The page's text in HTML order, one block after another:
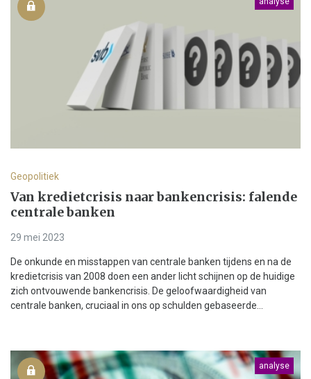
Geopolitiek
Van kredietcrisis naar bankencrisis: falende
centrale banken
29 mei 2023
De onkunde en misstappen van centrale banken tijdens en na de
kredietcrisis van 2008 doen een ander licht schijnen op de huidige
zich ontvouwende bankencrisis. De geloofwaardigheid van
centrale banken, cruciaal in ons op schulden gebaseerde...
analyse